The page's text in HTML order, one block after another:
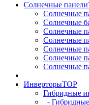
Солнечные панели
Солнечные
Солнечные
Солнечные
Солнечные
Солнечные
Солнечные
Солнечные
ИнверторыTOP
Гибридные
-